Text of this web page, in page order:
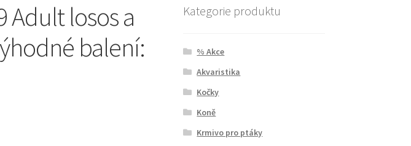
Adult losos a
balení:
Kategorie produktu
% Akce
Akvaristika
Kočky
Koně
Krmivo pro ptáky